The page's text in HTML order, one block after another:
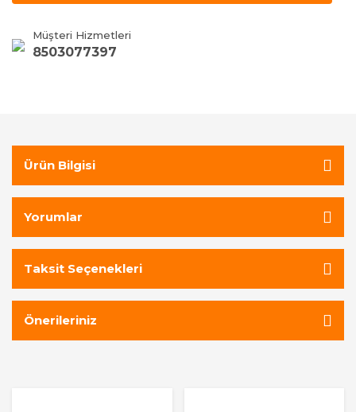
Müşteri Hizmetleri
8503077397
Ürün Bilgisi
Yorumlar
Taksit Seçenekleri
Önerileriniz